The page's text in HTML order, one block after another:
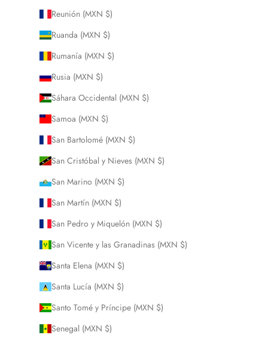
Reunión (MXN $)
Ruanda (MXN $)
Rumanía (MXN $)
Rusia (MXN $)
Sáhara Occidental (MXN $)
Samoa (MXN $)
San Bartolomé (MXN $)
San Cristóbal y Nieves (MXN $)
San Marino (MXN $)
San Martín (MXN $)
San Pedro y Miquelón (MXN $)
San Vicente y las Granadinas (MXN $)
Santa Elena (MXN $)
Santa Lucía (MXN $)
Santo Tomé y Príncipe (MXN $)
Senegal (MXN $)